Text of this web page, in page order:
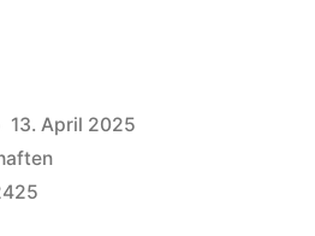
13. April 2025